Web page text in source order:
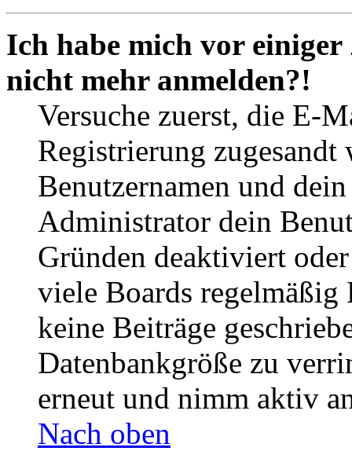
Ich habe mich vor
nicht mehr anmelden?!
Versuche zuerst, die E-
Registrierung
Benutzernamen und
Administrator dein
Gründen deaktiviert
viele Boards
keine Beiträge
Datenbankgröße zu
erneut und nimm aktiv
Nach oben